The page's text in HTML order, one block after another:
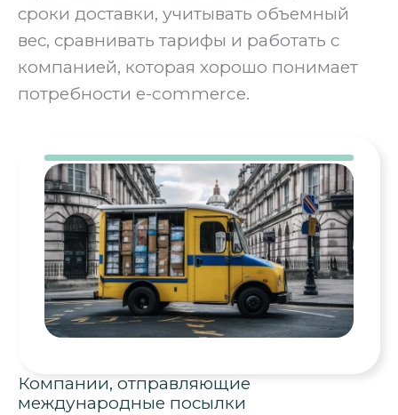
сроки доставки, учитывать объемный
вес, сравнивать тарифы и работать с
компанией, которая хорошо понимает
потребности e-commerce.
Компании, отправляющие
международные посылки